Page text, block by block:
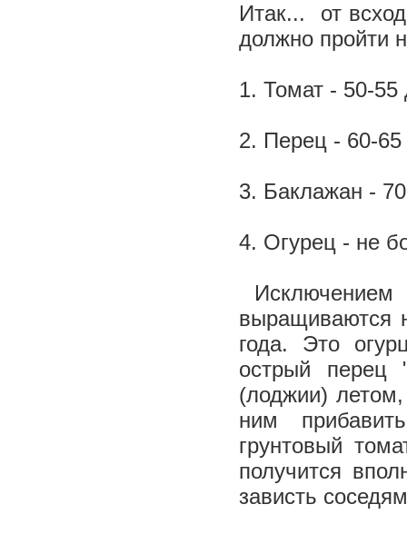
Итак... от
должно пройти
1. Томат - 50-55
2. Перец - 60-65
3. Баклажан -
4. Огурец - не
Исключением
выращиваются
года. Это
острый перец
(лоджии) летом,
ним
грунтовый
получится
зависть